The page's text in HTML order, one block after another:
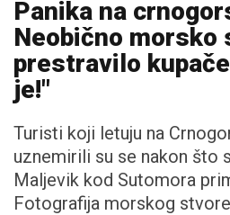
Panika na
Neobično morsko
prestravilo
je!"
Turisti koji letuju na
uznemirili su se nakon što
Maljevik kod Sutomora
Fotografija morskog